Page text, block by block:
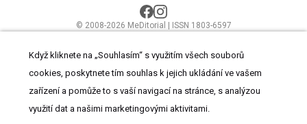
© 2008-2026 MeDitorial | ISSN 1803-6597
zdravotnictví.Čtěte prohlášeníaZásady zpracování osobních údajů
Když kliknete na „Souhlasím“ s využitím všech souborů
cookies, poskytnete tím souhlas k jejich ukládání ve vašem
zařízení a pomůže to s vaší navigací na stránce, s analýzou
využití dat a našimi marketingovými aktivitami.